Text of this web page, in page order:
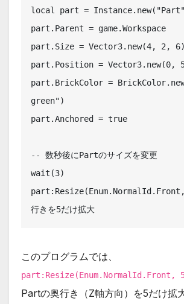
local part =
part.Parent = game.Workspace
part.Size = Vector3.new(4, 2, 6)
part.Position = Vector3.new(0,
part.BrickColor =
green")
part.Anchored = true
-- 数秒後にPartのサイズを変更
wait(3)
このプログラムでは、
part:Resize(Enum.NormalId.Front,
Partの奥行き（Z軸方向）を5だけ拡